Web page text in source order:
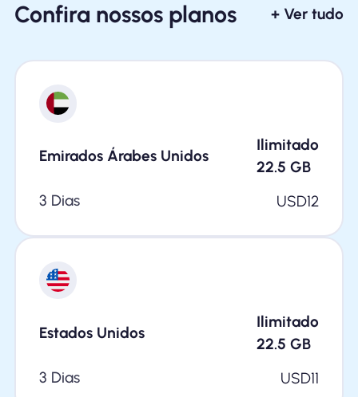
Confira nossos planos + Ver tudo
Emirados Árabes Unidos
Ilimitado
22.5 GB
3 Dias
USD12
Estados Unidos
Ilimitado
22.5 GB
3 Dias
USD11